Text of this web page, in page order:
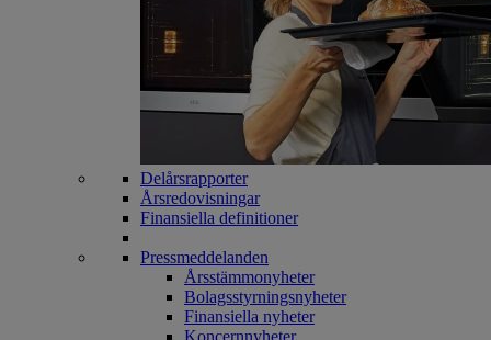
Delårsrapporter
Årsredovisningar
Finansiella definitioner
Pressmeddelanden
Årsstämmonyheter
Bolagsstyrningsnyheter
Finansiella nyheter
Koncernnyheter